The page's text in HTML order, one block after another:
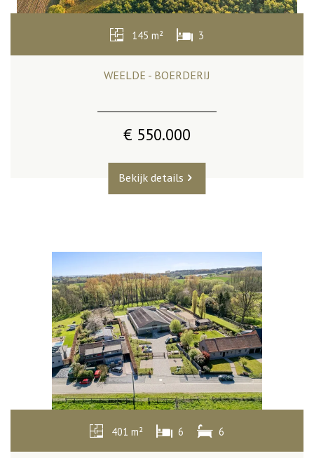
145 m² 3
WEELDE - BOERDERIJ
€ 550.000
Bekijk details
401 m² 6 6